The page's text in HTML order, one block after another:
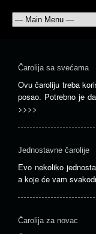
Čarolija sa svećama
Ovu čaroliju treba
posao. Potrebno je
>>>>
Jednostavne čarolije
Evo nekoliko
a koje će vam
Čarolija za novac